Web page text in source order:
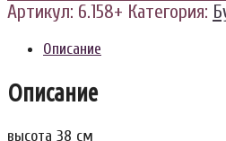
Артикул: 6.158+ Категория:
Описание
Описание
высота 38 см